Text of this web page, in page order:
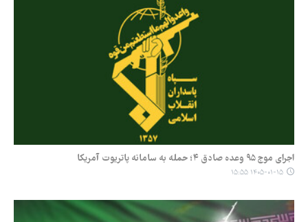
اجرای موج ۹۵ وعده صادق ۴؛ حمله به سامانه پاتریوت آمریکا
۱۴۰۵-۰۱-۱۵ ۱۵:۵۵